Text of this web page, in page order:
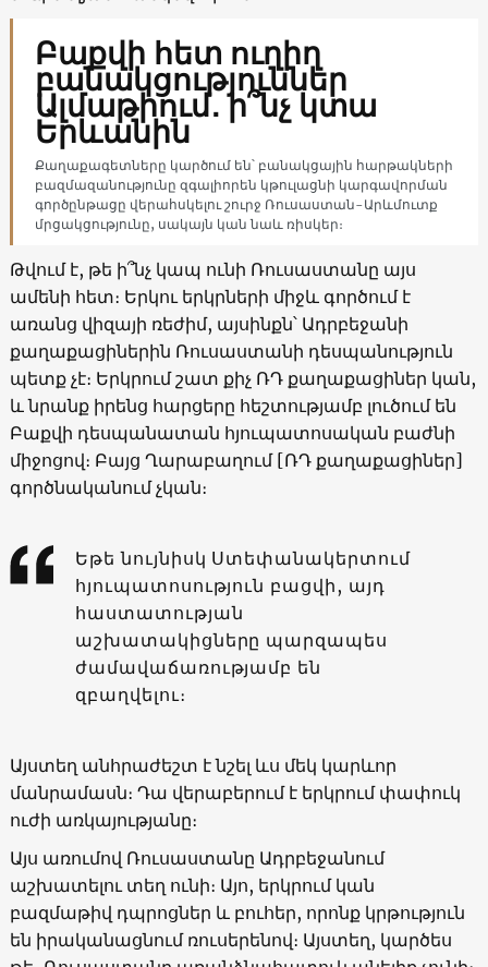
Բաքվի հետ ուղիղ
բանակցություններ
Ալմաթիում․ ի՞նչ կտա
Երևանին
Քաղաքագետները կարծում են՝ բանակցային հարթակների
բազմազանությունը զգալիորեն կթուլացնի կարգավորման
գործընթացը վերահսկելու շուրջ Ռուսաստան-Արևմուտք
մրցակցությունը, սակայն կան նաև ռիսկեր։
Թվում է, թե ի՞նչ կապ ունի Ռուսաստանը այս
ամենի հետ։ Երկու երկրների միջև գործում է
առանց վիզայի ռեժիմ, այսինքն՝ Ադրբեջանի
քաղաքացիներին Ռուսաստանի դեսպանություն
պետք չէ։ Երկրում շատ քիչ ՌԴ քաղաքացիներ կան,
և նրանք իրենց հարցերը հեշտությամբ լուծում են
Բաքվի դեսպանատան հյուպատոսական բաժնի
միջոցով։ Բայց Ղարաբաղում [ՌԴ քաղաքացիներ]
գործնականում չկան։
Եթե ​​նույնիսկ Ստեփանակերտում
հյուպատոսություն բացվի, այդ
հաստատության
աշխատակիցները պարզապես
ժամավաճառությամբ են
զբաղվելու։
Այստեղ անհրաժեշտ է նշել ևս մեկ կարևոր
մանրամասն։ Դա վերաբերում է երկրում փափուկ
ուժի առկայությանը։
Այս առումով Ռուսաստանը Ադրբեջանում
աշխատելու տեղ ունի։ Այո, երկրում կան
բազմաթիվ դպրոցներ և բուհեր, որոնք կրթություն
են իրականացնում ռուսերենով։ Այստեղ, կարծես